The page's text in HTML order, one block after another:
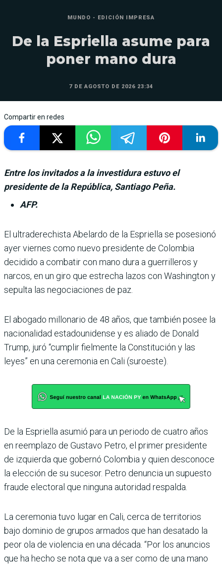
MUNDO - EDICIÓN IMPRESA
De la Espriella asume para
poner mano dura
7 DE AGOSTO DE 2026 23:34
Compartir en redes
Entre los invitados a la investidura estuvo el
presidente de la República, Santiago Peña.
AFP.
El ultraderechista Abe­lardo de la Espriella se posesionó
ayer viernes como nuevo presi­dente de Colombia
decidido a combatir con mano dura a guerrilleros y
narcos, en un giro que estrecha lazos con Washington y
sepulta las negociaciones de paz.
El abogado millonario de 48 años, que también posee la
nacionalidad estadouni­dense y es aliado de Donald
Trump, juró “cumplir fiel­mente la Constitución y las
leyes” en una ceremonia en Cali (suroeste).
De la Espriella asumió para un periodo de cuatro años
en reemplazo de Gustavo Petro, el primer presidente
de izquierda que gobernó Colombia y quien desconoce
la elección de su sucesor. Petro denuncia un supuesto
fraude electoral que ninguna autoridad respalda.
La ceremonia tuvo lugar en Cali, cerca de territorios
bajo dominio de grupos armados que han desatado la
peor ola de violencia en una década. “Por los anuncios
que ha hecho se nota que va a ser como de una mano